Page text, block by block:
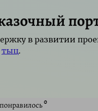
в развитии
тыц.
0